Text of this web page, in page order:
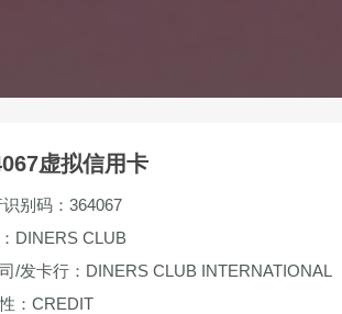
虚拟信用卡
识别码：364067
DINERS CLUB
/发卡行：DINERS CLUB INTERNATIONAL
：CREDIT